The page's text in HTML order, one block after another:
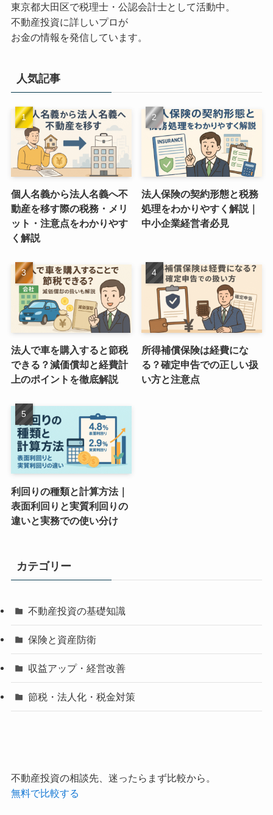
東京都大田区で税理士・公認会計士として活動中。
不動産投資に詳しいプロが
お金の情報を発信しています。
人気記事
個人名義から法人名義へ不
動産を移す際の税務・メリ
ット・注意点をわかりやす
く解説
法人保険の契約形態と税務
処理をわかりやすく解説｜
中小企業経営者必見
法人で車を購入すると節税
できる？減価償却と経費計
上のポイントを徹底解説
所得補償保険は経費にな
る？確定申告での正しい扱
い方と注意点
利回りの種類と計算方法｜
表面利回りと実質利回りの
違いと実務での使い分け
カテゴリー
不動産投資の基礎知識
保険と資産防衛
収益アップ・経営改善
節税・法人化・税金対策
不動産投資の相談先、迷ったらまず比較から。
無料で比較する